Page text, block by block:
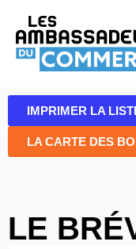
IMPRIMER LA
LA CARTE DES
LE